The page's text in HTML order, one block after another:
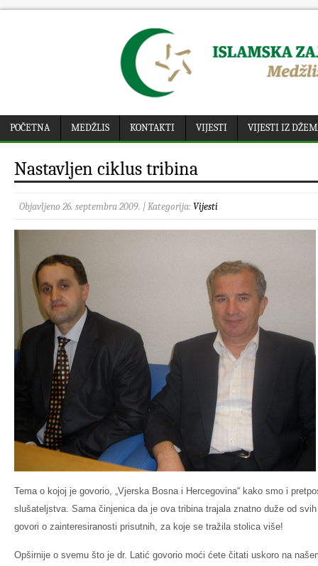
POČETNA MEDŽLIS KONTAKTI VIJESTI VIJESTI IZ
Nastavljen ciklus tribina
Objavljeno 26. septembra 2009. | Kategorija: Vijesti
Tema o kojoj je govorio, „Vjerska Bosna i Hercegovina“ kako smo i
slušateljstva. Sama činjenica da je ova tribina trajala znatno duže od
govori o zainteresiranosti prisutnih, za koje se tražila stolica više!
Opširnije o svemu što je dr. Latić govorio moći ćete čitati uskoro na